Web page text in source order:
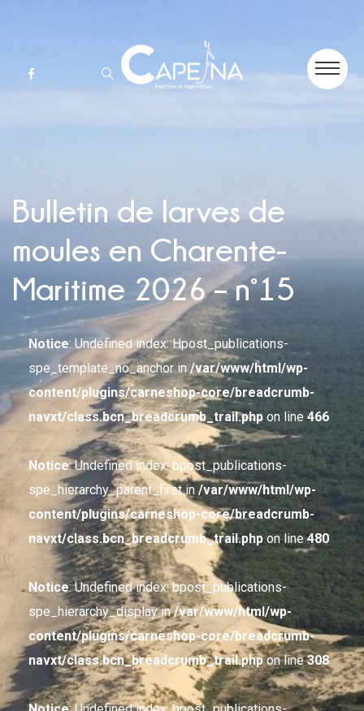
Bulletin de larves de
moules en Charente-
Maritime 2026 – n°15
Notice: Undefined index: Hpost_publications-
spe_template_no_anchor in/var/www/html/wp-
content/plugins/carneshop-core/breadcrumb-
navxt/class.bcn_breadcrumb_trail.phpon line 466
Notice: Undefined index: bpost_publications-
spe_hierarchy_parent_first in /var/www/html/wp-
content/plugins/carneshop-core/breadcrumb-
navxt/class.bcn_breadcrumb_trail.php on line480
Notice: Undefined index: bpost_publications-
spe_hierarchy_display in/var/www/html/wp-
content/plugins/carneshop-core/breadcrumb-
navxt/class.bcn_breadcrumb_trail.phpon line308